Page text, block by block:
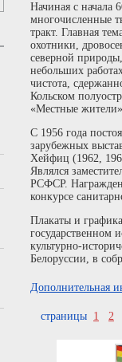
Начиная с начала
многочисленные
тракт. Главная
охотники,
северной
небольших
чистота,
Кольском
«Местные
С 1956 года
зарубежных
Хейфиц (1962,
Являлся
РСФСР.
конкурсе
Плакаты и
государственном
культурно-
Белоруссии, в
Дополнительная
страницы 1 2